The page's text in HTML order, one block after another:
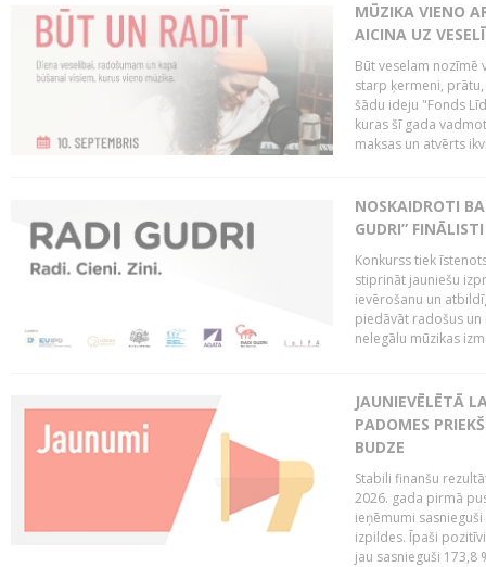
MŪZIKA VIENO
AICINA UZ
Būt veselam nozīmē
starp ķermeni,
šādu ideju "Fonds
kuras šī gada
maksas un atvērts
NOSKAIDROTI
GUDRI” FINĀLISTI
Konkurss tiek
stiprināt jauniešu
ievērošanu un
piedāvāt radošus
nelegālu mūzikas
JAUNIEVĒLĒTĀ
PADOMES
BUDZE
Stabili finanšu
2026. gada pirmā
ieņēmumi
izpildes. Īpaši
jau sasnieguši 173,8